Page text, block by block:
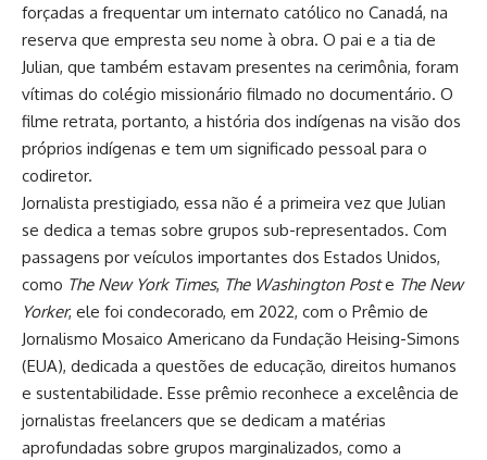
forçadas a frequentar um internato católico no Canadá, na
reserva que empresta seu nome à obra. O pai e a tia de
Julian, que também estavam presentes na cerimônia, foram
vítimas do colégio missionário filmado no documentário. O
filme retrata, portanto, a história dos indígenas na visão dos
próprios indígenas e tem um significado pessoal para o
codiretor.
Jornalista prestigiado, essa não é a primeira vez que Julian
se dedica a temas sobre grupos sub-representados. Com
passagens por veículos importantes dos Estados Unidos,
como The New York Times, The Washington Poste The New
Yorker, ele foi condecorado, em 2022, com o Prêmio de
Jornalismo Mosaico Americano da Fundação Heising-Simons
(EUA), dedicada a questões de educação, direitos humanos
e sustentabilidade. Esse prêmio reconhece a excelência de
jornalistas freelancers que se dedicam a matérias
aprofundadas sobre grupos marginalizados, como a